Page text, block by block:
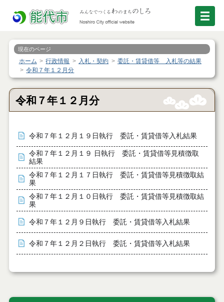
現在のページ
ホーム 行政情報 入札・契約
委託・賃貸借等 入札等の結果
令和７年１２月分
令和７年１２月分
令和７年１２月１９日執行 委託・賃貸借等入札結果
令和７年１２月１９ 日執行 委託・賃貸借等見積徴取
結果
令和７年１２月１７日執行 委託・賃貸借等見積徴取結
果
令和７年１２月１０日執行 委託・賃貸借等見積徴取結
果
令和７年１２月９日執行 委託・賃貸借等入札結果
令和７年１２月２日執行 委託・賃貸借等入札結果